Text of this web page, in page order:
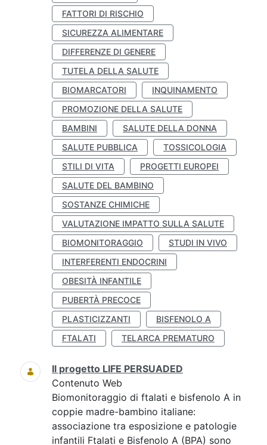
FATTORI DI RISCHIO
SICUREZZA ALIMENTARE
DIFFERENZE DI GENERE
TUTELA DELLA SALUTE
BIOMARCATORI
INQUINAMENTO
PROMOZIONE DELLA SALUTE
BAMBINI
SALUTE DELLA DONNA
SALUTE PUBBLICA
TOSSICOLOGIA
STILI DI VITA
PROGETTI EUROPEI
SALUTE DEL BAMBINO
SOSTANZE CHIMICHE
VALUTAZIONE IMPATTO SULLA SALUTE
BIOMONITORAGGIO
STUDI IN VIVO
INTERFERENTI ENDOCRINI
OBESITÀ INFANTILE
PUBERTÀ PRECOCE
PLASTICIZZANTI
BISFENOLO A
FTALATI
TELARCA PREMATURO
Il progetto LIFE PERSUADED
Contenuto Web
Biomonitoraggio di ftalati e bisfenolo A in
coppie madre-bambino italiane:
associazione tra esposizione e patologie
infantili Ftalati e Bisfenolo A (BPA) sono